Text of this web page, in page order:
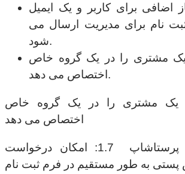
اضافی برای کاربر و یک ایمیل
نام برای مدیریت ارسال می
شود.
یک مشتری را در یک گروه خاص
اختصاص می دهد.
یک مشتری را در یک گروه خاص
اختصاص می دهد
ویژگی جدید در پرستاشاپ 1.7: امکان درخواست
پستی به طور مستقیم در فرم ثبت نام